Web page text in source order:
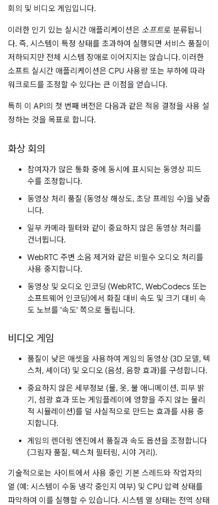
회의 및 비디오 게임입니다.
이러한 인기 있는 실시간 애플리케이션은 소프트로 분류됩니
다. 즉, 시스템이 특정 상태를 초과하여 실행되면 서비스 품질이
저하되지만 전체 시스템 장애로 이어지지는 않습니다. 이러한
소프트 실시간 애플리케이션은 CPU 사용량 또는 부하에 따라
워크로드를 조정할 수 있다는 큰 이점을 얻습니다.
특히 이 API의 첫 번째 버전은 다음과 같은 적응 결정을 사용 설
정하는 것을 목표로 합니다.
화상 회의
참여자가 많은 통화 중에 동시에 표시되는 동영상 피드
수를 조정합니다.
동영상 처리 품질 (동영상 해상도, 초당 프레임 수)을 낮춥
니다.
일부 카메라 필터와 같이 중요하지 않은 동영상 처리를
건너뜁니다.
WebRTC 주변 소음 제거와 같은 비필수 오디오 처리를
사용 중지합니다.
동영상 및 오디오 인코딩 (WebRTC, WebCodecs 또는
소프트웨어 인코딩)에서 화질 대비 속도 및 크기 대비 속
도 노브를 '속도' 쪽으로 돌립니다.
비디오 게임
품질이 낮은 애셋을 사용하여 게임의 동영상 (3D 모델, 텍
스처, 셰이더) 및 오디오 (음성, 음향 효과)를 구성합니다.
중요하지 않은 세부정보 (물, 옷, 불 애니메이션, 피부 밝
기, 섬광 효과 또는 게임플레이에 영향을 주지 않는 물리
적 시뮬레이션)를 덜 사실적으로 만드는 효과를 사용 중
지합니다.
게임의 렌더링 엔진에서 품질과 속도 옵션을 조정합니다
(그림자 품질, 텍스처 필터링, 시야 거리).
기술적으로는 사이트에서 사용 중인 기본 스레드와 작업자의
열 (예: 시스템이 수동 냉각 중인지 여부) 및 CPU 압력 상태를
파악하여 이를 실행할 수 있습니다. 시스템 열 상태는 전역 상태